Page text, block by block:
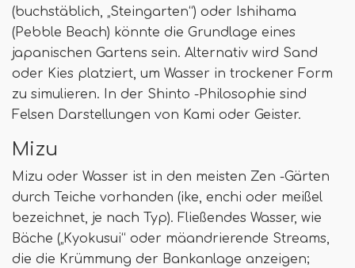
(buchstäblich, „Steingarten“) oder Ishihama
(Pebble Beach) könnte die Grundlage eines
japanischen Gartens sein. Alternativ wird Sand
oder Kies platziert, um Wasser in trockener Form
zu simulieren. In der Shinto -Philosophie sind
Felsen Darstellungen von Kami oder Geister.
Mizu
Mizu oder Wasser ist in den meisten Zen -Gärten
durch Teiche vorhanden (ike, enchi oder meißel
bezeichnet, je nach Typ). Fließendes Wasser, wie
Bäche („Kyokusui“ oder mäandrierende Streams,
die die Krümmung der Bankanlage anzeigen;